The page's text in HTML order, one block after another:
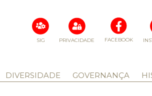
FACEBOOK
PRIVACIDADE
SIG
DIVERSIDADE GOVERNANÇA